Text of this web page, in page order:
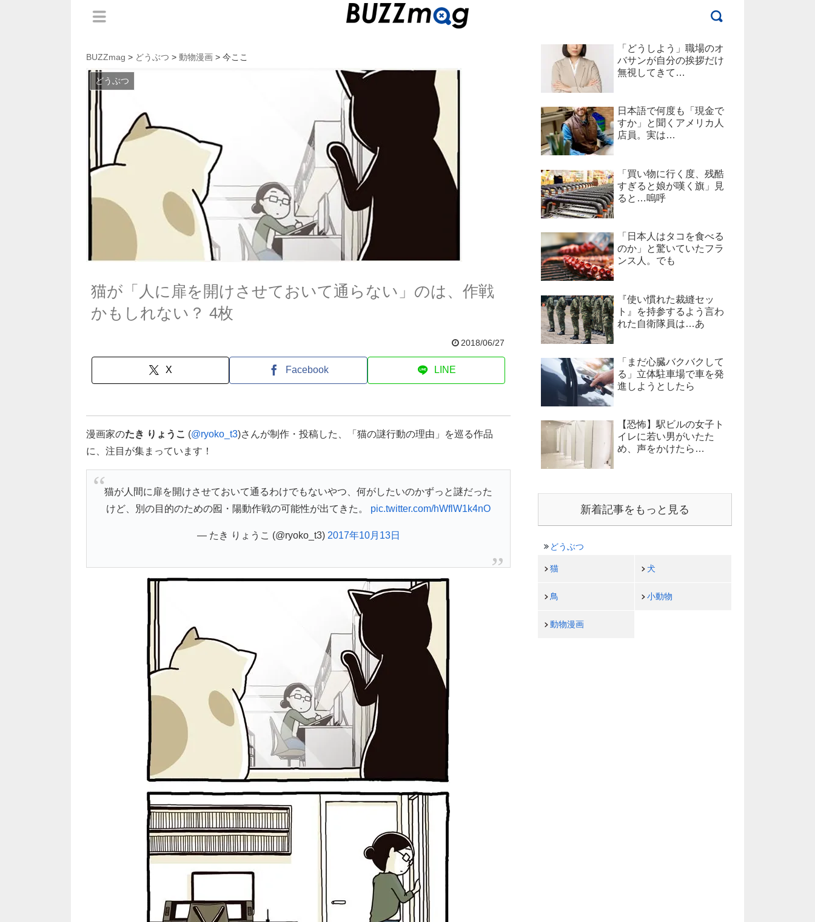
BUZZmag > どうぶつ > 動物漫画 > 今ここ
どうぶつ
猫が「人に扉を開けさせておいて通らない」のは、作戦
かもしれない？ 4枚
2018/06/27
X Facebook LINE
漫画家のたき りょうこ (@ryoko_t3)さんが制作・投稿した、「猫の謎行動の理由」を巡る作品
に、注目が集まっています！
猫が人間に扉を開けさせておいて通るわけでもないやつ、何がしたいのかずっと謎だった
けど、別の目的のための囮・陽動作戦の可能性が出てきた。 pic.twitter.com/hWflW1k4nO
— たき りょうこ (@ryoko_t3) 2017年10月13日
「どうしよう」職場のオ
バサンが自分の挨拶だけ
無視してきて…
日本語で何度も「現金で
すか」と聞くアメリカ人
店員。実は…
「買い物に行く度、残酷
すぎると娘が嘆く旗」見
ると…嗚呼
「日本人はタコを食べる
のか」と驚いていたフラ
ンス人。でも
『使い慣れた裁縫セッ
ト』を持参するよう言わ
れた自衛隊員は…あ
「まだ心臓バクバクして
る」立体駐車場で車を発
進しようとしたら
【恐怖】駅ビルの女子ト
イレに若い男がいたた
め、声をかけたら…
新着記事をもっと見る
どうぶつ
猫 犬
鳥 小動物
動物漫画